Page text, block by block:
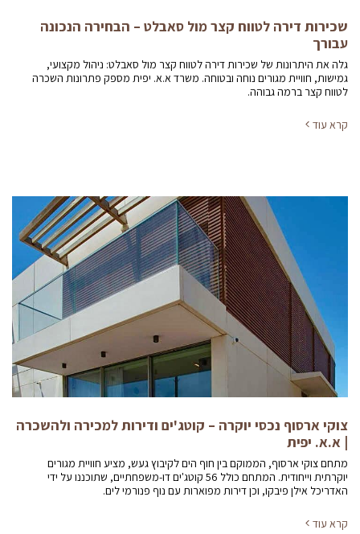
שכירות דירה לטווח קצר מול סאבלט – הבחירה הנכונה
עבורך
גלה את היתרונות של שכירות דירה לטווח קצר מול סאבלט: ניהול מקצועי,
גמישות, חוויית מגורים נוחה ובטוחה. משרד א.א. יפית מספק פתרונות השכרה
לטווח קצר ברמה גבוהה.
קרא עוד
צוקי ארסוף נכסי יוקרה – קוטג'ים ודירות למכירה ולהשכרה
| א.א. יפית
מתחם צוקי ארסוף, הממוקם בין חוף הים לקיבוץ געש, מציע חוויית מגורים
יוקרתית וייחודית. המתחם כולל 56 קוטג'ים דו-משפחתיים, שתוכננו על ידי
האדריכל אילן פיבקו, וכן דירות מפוארות עם נוף פנורמי לים.
קרא עוד